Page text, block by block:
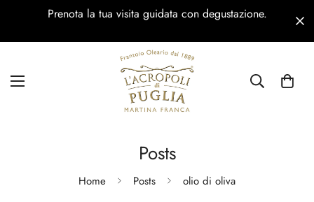
Prenota la tua visita guidata con degustazione.
Posts
Home Posts olio di oliva